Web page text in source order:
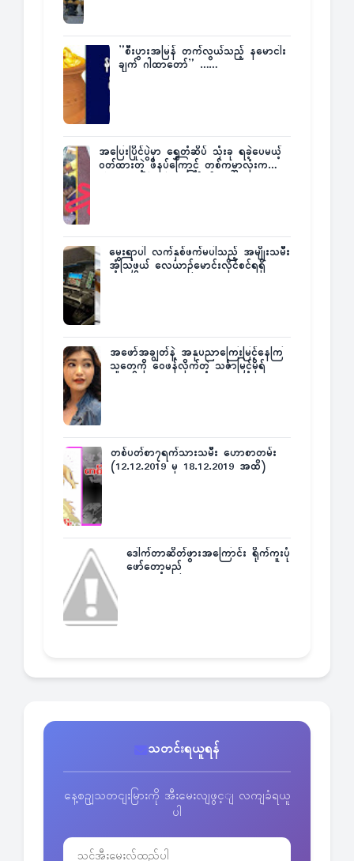
”စီးပွားအမြန် တက်လွယ်သည့် နမောငါး
ချက် ဂါထာတော်” ……
အပြေးပြိုင်ပွဲမှာ ရွှေတံဆိပ် သုံးခု ရခဲ့ပေမယ့်
ဝတ်ထားတဲ့ ဖိနပ်ကြောင့် တစ်ကမ္ဘာလုံးက
မွေးရာပါ လက်နှစ်ဖက်မပါသည့် အမျိုးသမီး
အံ့သြဖွယ် လေယာဉ်မောင်းလိုင်စင်ရရှိ
အဖော်အချွတ်နဲ့ အနုပညာကြေးမြင့်နေကြ
သူတွေကို ဝေဖန်လိုက်တဲ့ သင်္ဇာမြင့်မိုရ်
တစ်ပတ်စာ၇ရက်သားသမီး ဟောစာတမ်း
(12.12.2019 မှ 18.12.2019 အထိ)
ဒေါက်တာဆိတ်ဖွားအကြောင်း ရိုက်ကူးပုံ
ဖော်တော့မည်
သတင်းရယူရန်
နေ့စဥျသတငျးမြားကို အီးမေးလျဖွင့ျ လကျခံရယူ
ပါ